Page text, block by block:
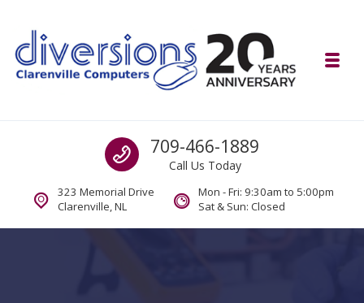
Computer and Mobility Sales and Service. IT It's What we Do.
Call us
709-466-1889
Call Us Today
323 Memorial Drive
Clarenville, NL
Mon - Fri: 9:30am to 5:00pm
Sat & Sun: Closed